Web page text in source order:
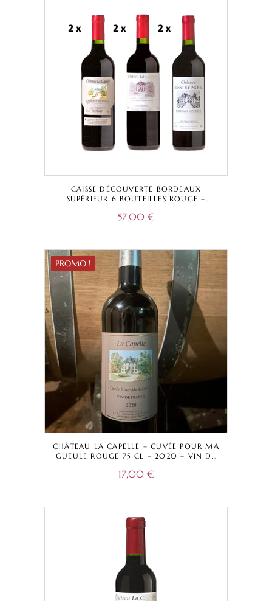
CAISSE DÉCOUVERTE BORDEAUX
SUPÉRIEUR 6 BOUTEILLES ROUGE –
CUVÉE CAPELLA + CHÂTEAU LESTEY NOIR57,00 €
PROMO !
CHÂTEAU LA CAPELLE – CUVÉE POUR MA
GUEULE ROUGE 75 CL – 2020 – VIN DE
17,00 €